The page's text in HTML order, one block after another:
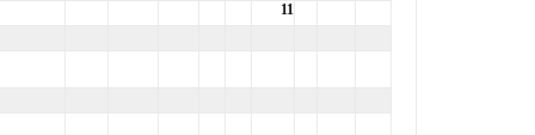
11